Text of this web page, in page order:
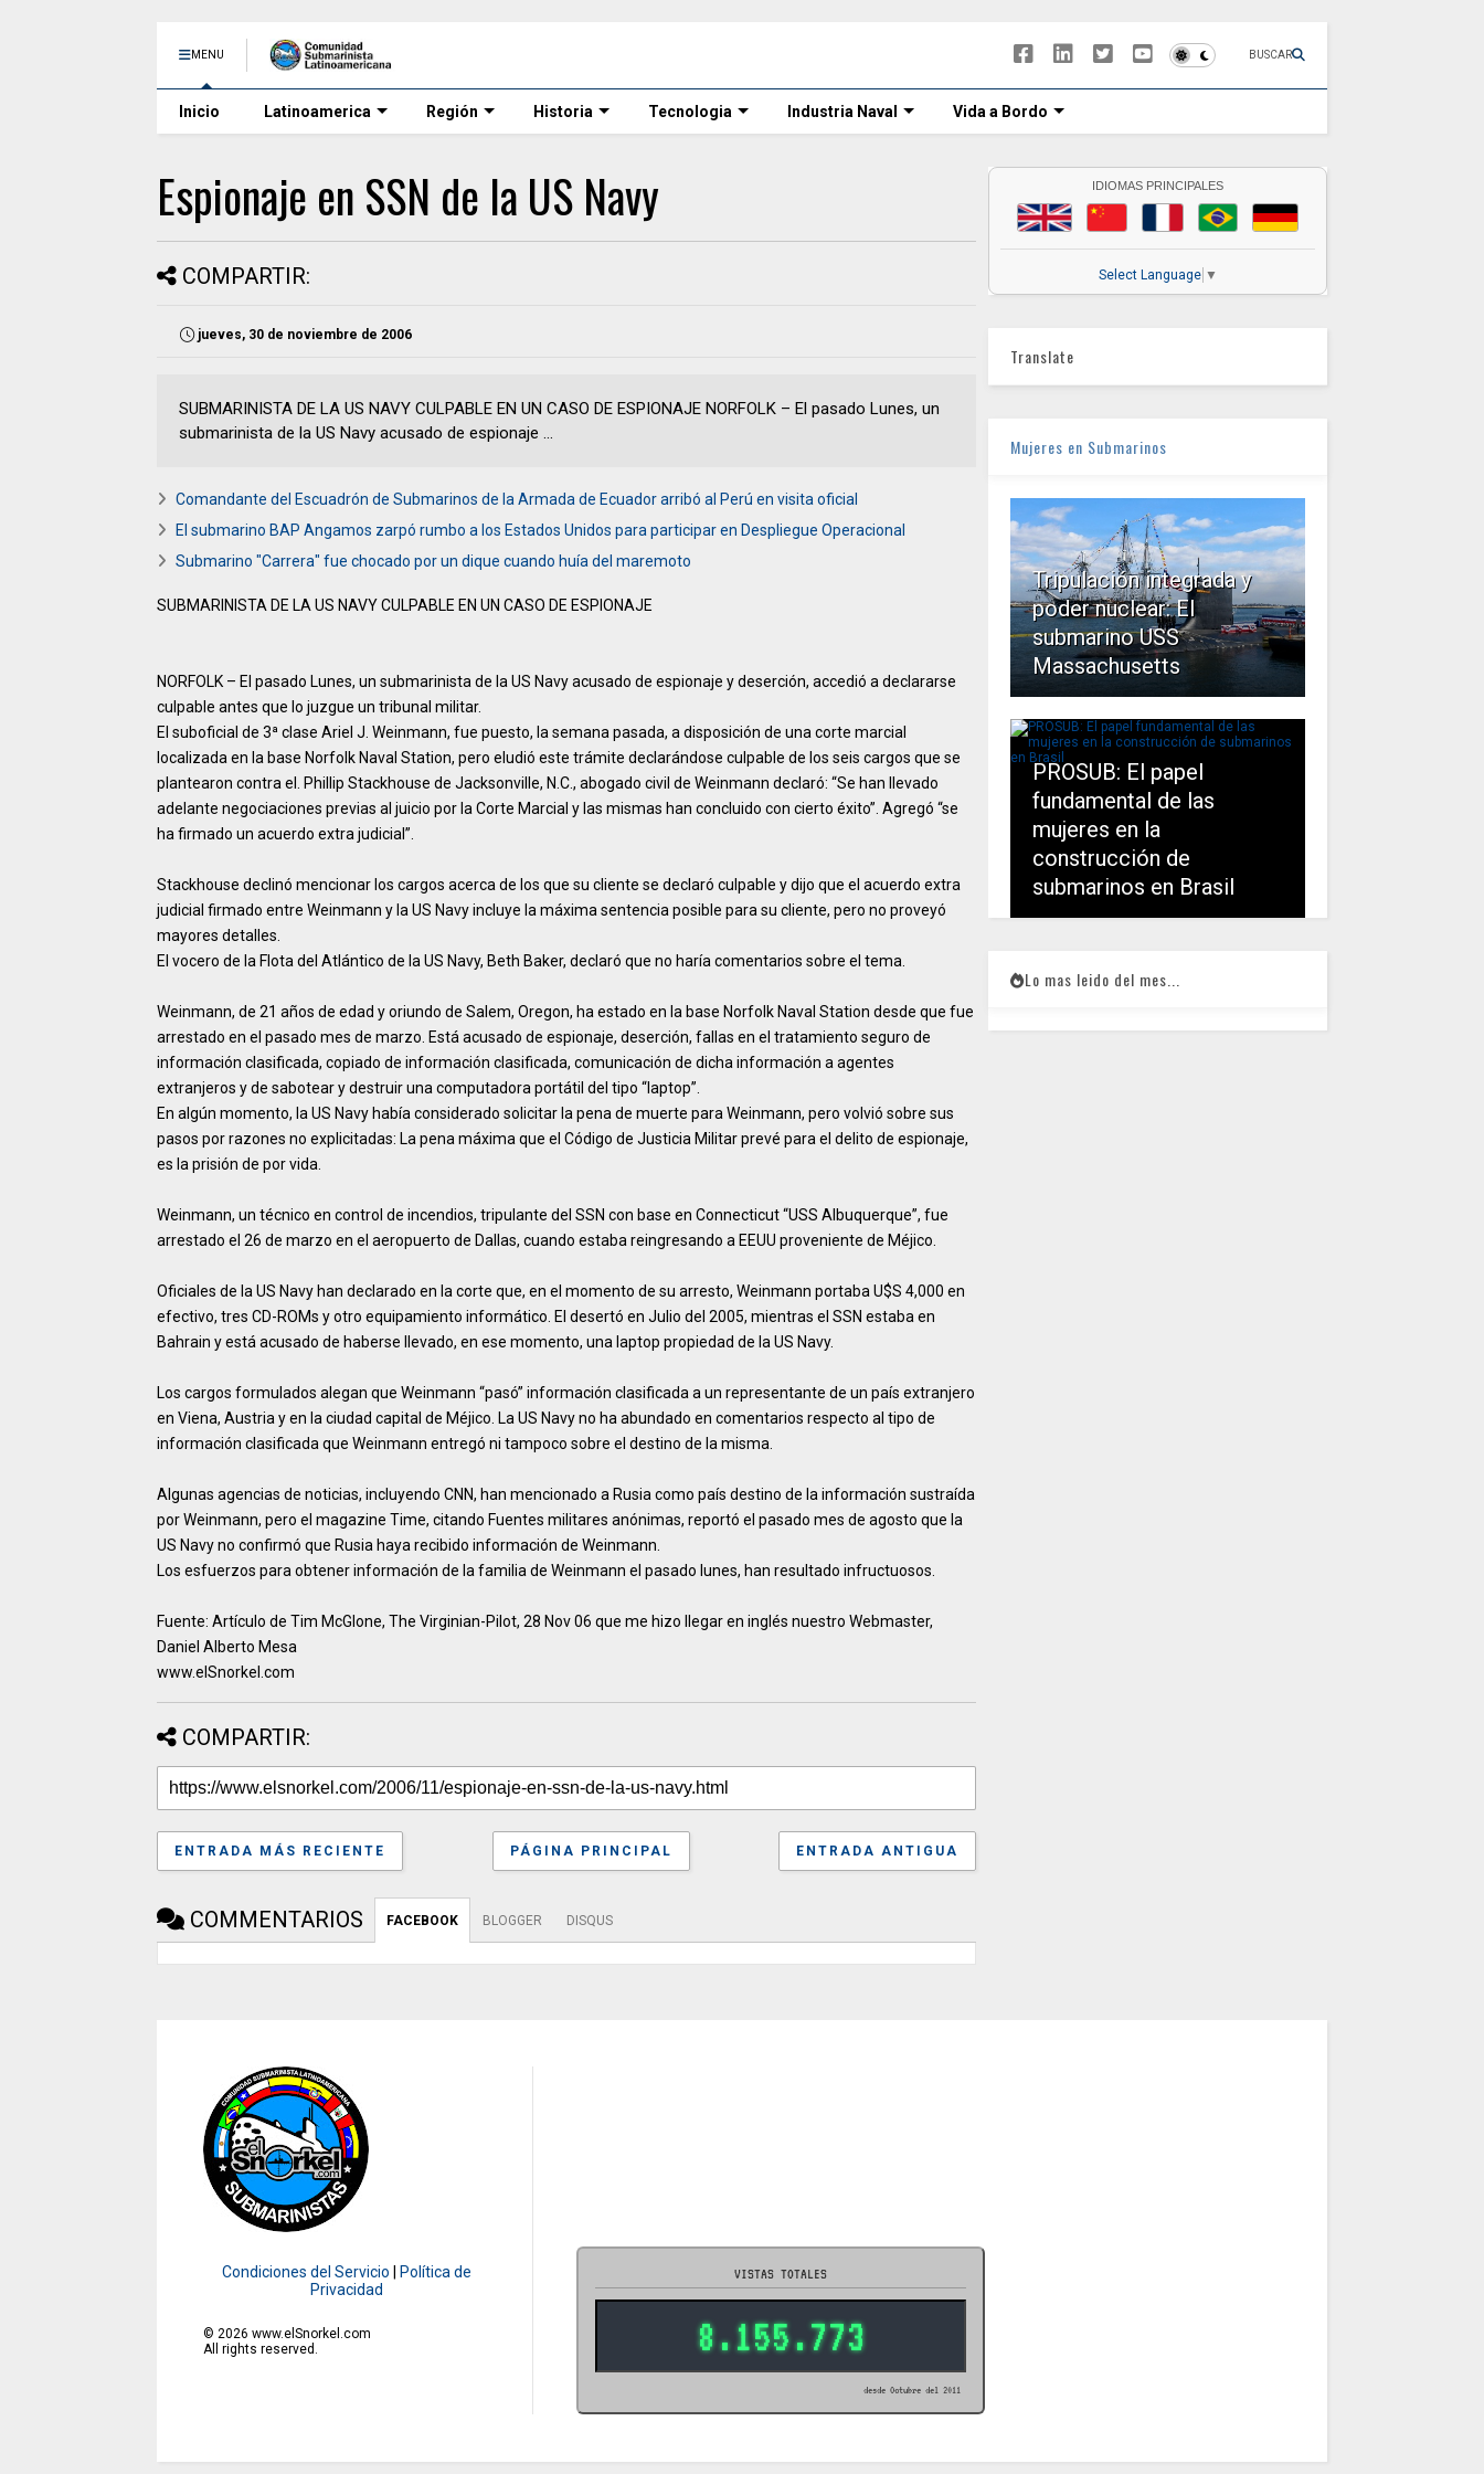
MENU BUSCAR
Inicio Latinoamerica Región Historia Tecnologia Industria Naval Vida a Bordo
Espionaje en SSN de la US Navy
COMPARTIR:
jueves, 30 de noviembre de 2006
SUBMARINISTA DE LA US NAVY CULPABLE EN UN CASO DE ESPIONAJE NORFOLK – El pasado Lunes, un
submarinista de la US Navy acusado de espionaje ...
Comandante del Escuadrón de Submarinos de la Armada de Ecuador arribó al Perú en visita oficial
El submarino BAP Angamos zarpó rumbo a los Estados Unidos para participar en Despliegue Operacional
Submarino "Carrera" fue chocado por un dique cuando huía del maremoto
SUBMARINISTA DE LA US NAVY CULPABLE EN UN CASO DE ESPIONAJE
NORFOLK – El pasado Lunes, un submarinista de la US Navy acusado de espionaje y deserción, accedió a declararse
culpable antes que lo juzgue un tribunal militar.
El suboficial de 3ª clase Ariel J. Weinmann, fue puesto, la semana pasada, a disposición de una corte marcial
localizada en la base Norfolk Naval Station, pero eludió este trámite declarándose culpable de los seis cargos que se
plantearon contra el. Phillip Stackhouse de Jacksonville, N.C., abogado civil de Weinmann declaró: “Se han llevado
adelante negociaciones previas al juicio por la Corte Marcial y las mismas han concluido con cierto éxito”. Agregó “se
ha firmado un acuerdo extra judicial”.
Stackhouse declinó mencionar los cargos acerca de los que su cliente se declaró culpable y dijo que el acuerdo extra
judicial firmado entre Weinmann y la US Navy incluye la máxima sentencia posible para su cliente, pero no proveyó
mayores detalles.
El vocero de la Flota del Atlántico de la US Navy, Beth Baker, declaró que no haría comentarios sobre el tema.
Weinmann, de 21 años de edad y oriundo de Salem, Oregon, ha estado en la base Norfolk Naval Station desde que fue
arrestado en el pasado mes de marzo. Está acusado de espionaje, deserción, fallas en el tratamiento seguro de
información clasificada, copiado de información clasificada, comunicación de dicha información a agentes
extranjeros y de sabotear y destruir una computadora portátil del tipo “laptop”.
En algún momento, la US Navy había considerado solicitar la pena de muerte para Weinmann, pero volvió sobre sus
pasos por razones no explicitadas: La pena máxima que el Código de Justicia Militar prevé para el delito de espionaje,
es la prisión de por vida.
Weinmann, un técnico en control de incendios, tripulante del SSN con base en Connecticut “USS Albuquerque”, fue
arrestado el 26 de marzo en el aeropuerto de Dallas, cuando estaba reingresando a EEUU proveniente de Méjico.
Oficiales de la US Navy han declarado en la corte que, en el momento de su arresto, Weinmann portaba U$S 4,000 en
efectivo, tres CD-ROMs y otro equipamiento informático. El desertó en Julio del 2005, mientras el SSN estaba en
Bahrain y está acusado de haberse llevado, en ese momento, una laptop propiedad de la US Navy.
Los cargos formulados alegan que Weinmann “pasó” información clasificada a un representante de un país extranjero
en Viena, Austria y en la ciudad capital de Méjico. La US Navy no ha abundado en comentarios respecto al tipo de
información clasificada que Weinmann entregó ni tampoco sobre el destino de la misma.
Algunas agencias de noticias, incluyendo CNN, han mencionado a Rusia como país destino de la información sustraída
por Weinmann, pero el magazine Time, citando Fuentes militares anónimas, reportó el pasado mes de agosto que la
US Navy no confirmó que Rusia haya recibido información de Weinmann.
Los esfuerzos para obtener información de la familia de Weinmann el pasado lunes, han resultado infructuosos.
Fuente: Artículo de Tim McGlone, The Virginian-Pilot, 28 Nov 06 que me hizo llegar en inglés nuestro Webmaster,
Daniel Alberto Mesa
www.elSnorkel.com
COMPARTIR:
ENTRADA MÁS RECIENTE ENTRADA ANTIGUA
PÁGINA PRINCIPAL
COMMENTARIOS FACEBOOK BLOGGER DISQUS
IDIOMAS PRINCIPALES
Select Language ▼
Translate
Mujeres en Submarinos
Tripulación integrada y
poder nuclear: El
submarino USS
Massachusetts
PROSUB: El papel
fundamental de las
mujeres en la
construcción de
submarinos en Brasil
Lo mas leido del mes...
Condiciones del Servicio
Política de
Privacidad
©2026 www.elSnorkel.com
All rights reserved.
VISTAS TOTALES
8.155.773
desde Octubre del 2011